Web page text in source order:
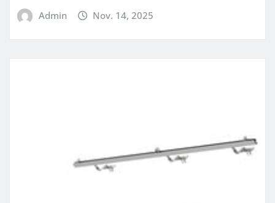
Admin Nov. 14, 2025